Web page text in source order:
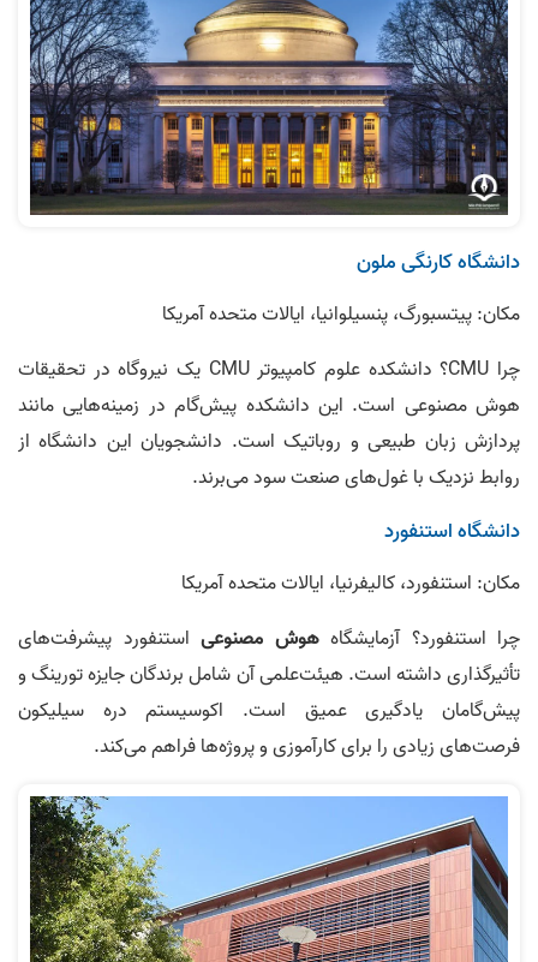
دانشگاه کارنگی ملون
مکان: پیتسبورگ، پنسیلوانیا، ایالات متحده آمریکا
چرا CMU؟ دانشکده علوم کامپیوتر CMU یک نیروگاه در تحقیقات
هوش مصنوعی است. این دانشکده پیش‌گام در زمینه‌هایی مانند
پردازش زبان طبیعی و روباتیک است. دانشجویان این دانشگاه از
روابط نزدیک با غول‌های صنعت سود می‌برند.
دانشگاه استنفورد
مکان: استنفورد، کالیفرنیا، ایالات متحده آمریکا
چرا استنفورد؟ آزمایشگاههوش مصنوعی استنفورد پیشرفت‌های
تأثیرگذاری داشته است. هیئت‌علمی آن شامل برندگان جایزه تورینگ و
پیش‌گامان یادگیری عمیق است. اکوسیستم دره سیلیکون
فرصت‌های زیادی را برای کارآموزی و پروژه‌ها فراهم می‌کند.